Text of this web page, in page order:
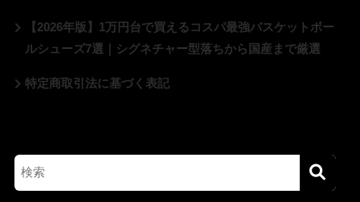
【2026年版】1万円台で買えるコスパ最強バスケットボー
ルシューズ7選｜シグネチャー型落ちから国産まで厳選
特定商取引法に基づく表記